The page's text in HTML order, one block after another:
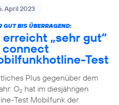
April 2023
GUT BIS ÜBERRAGEND:
erreicht „sehr gut“
connect
Test
Plus gegenüber dem
O2hat im diesjährigen
Test Mobilfunk der